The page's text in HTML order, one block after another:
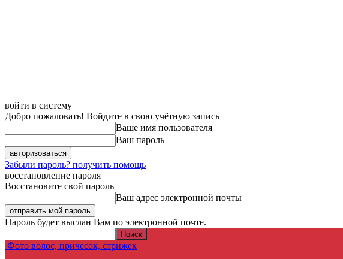
войти в систему
Добро пожаловать! Войдите в свою учётную запись
Ваше имя пользователя
Ваш пароль
Забыли пароль? получить помощь
восстановление пароля
Восстановите свой пароль
Ваш адрес электронной почты
Пароль будет выслан Вам по электронной почте.
Фото волос, причесок, стрижек